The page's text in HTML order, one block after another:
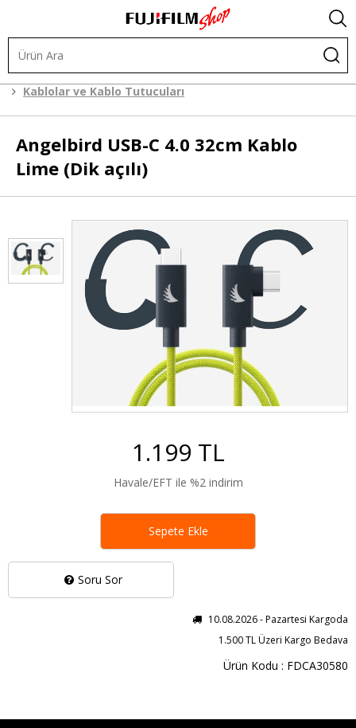
Kablolar ve Kablo Tutucuları
Angelbird USB-C 4.0 32cm Kablo
Lime (Dik açılı)
Soru Sor
1.199 TL
Havale/EFT ile %2 indirim
10.08.2026 - Pazartesi Kargoda
1.500 TL Üzeri Kargo Bedava
Ürün Kodu : FDCA30580
Sepete Ekle